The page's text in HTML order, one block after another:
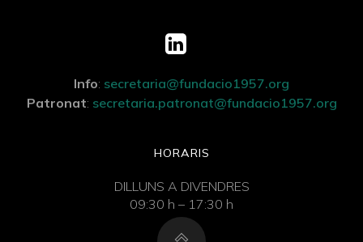
Info: secretaria@fundacio1957.org
Patronat: secretaria.patronat@fundacio1957.org
HORARIS
DILLUNS A DIVENDRES
09:30 h – 17:30 h